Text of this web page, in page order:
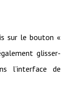
sur le bouton «
glisser-
l’interface de